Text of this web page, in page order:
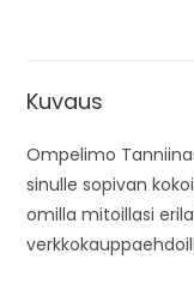
Kuvaus
Ompelimo
sinulle sopivan
omilla mitoillasi